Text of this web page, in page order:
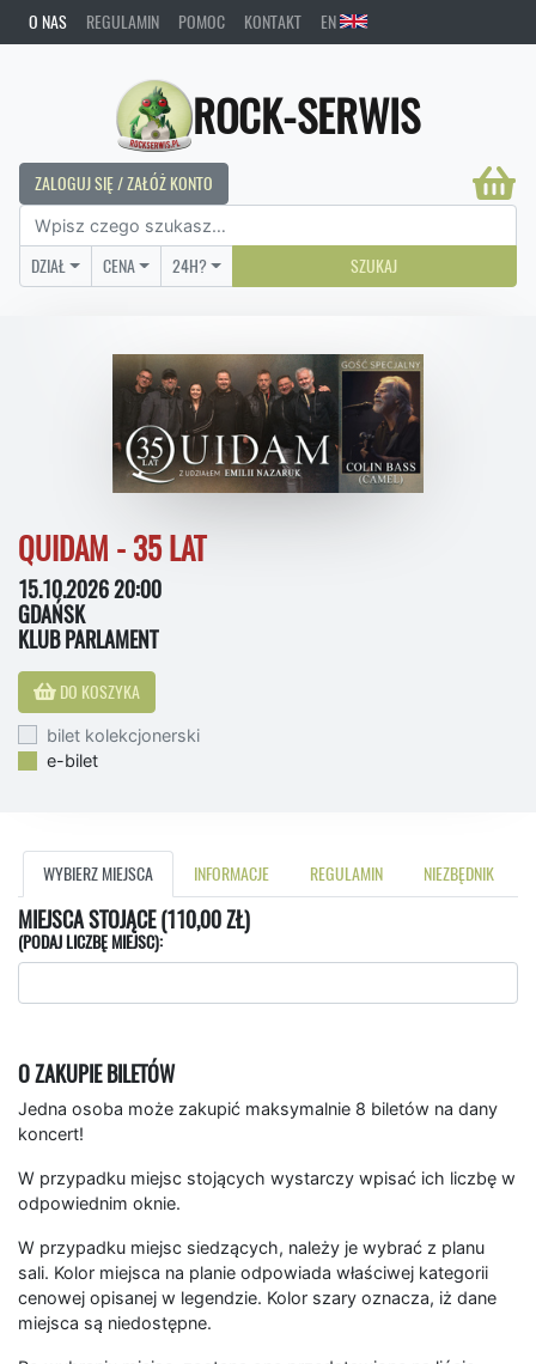
O NAS REGULAMIN POMOC KONTAKT EN
ROCK-SERWIS
ZALOGUJ SIĘ / ZAŁÓŻ KONTO
DZIAŁ CENA 24H? SZUKAJ
QUIDAM - 35 LAT
15.10.2026 20:00
GDAŃSK
KLUB PARLAMENT
DO KOSZYKA
bilet kolekcjonerski
e-bilet
WYBIERZ MIEJSCA INFORMACJE REGULAMIN NIEZBĘDNIK
MIEJSCA STOJĄCE (110,00 ZŁ)
(PODAJ LICZBĘ MIEJSC):
O ZAKUPIE BILETÓW
Jedna osoba może zakupić maksymalnie 8 biletów na dany
koncert!
W przypadku miejsc stojących wystarczy wpisać ich liczbę w
odpowiednim oknie.
W przypadku miejsc siedzących, należy je wybrać z planu
sali. Kolor miejsca na planie odpowiada właściwej kategorii
cenowej opisanej w legendzie. Kolor szary oznacza, iż dane
miejsca są niedostępne.